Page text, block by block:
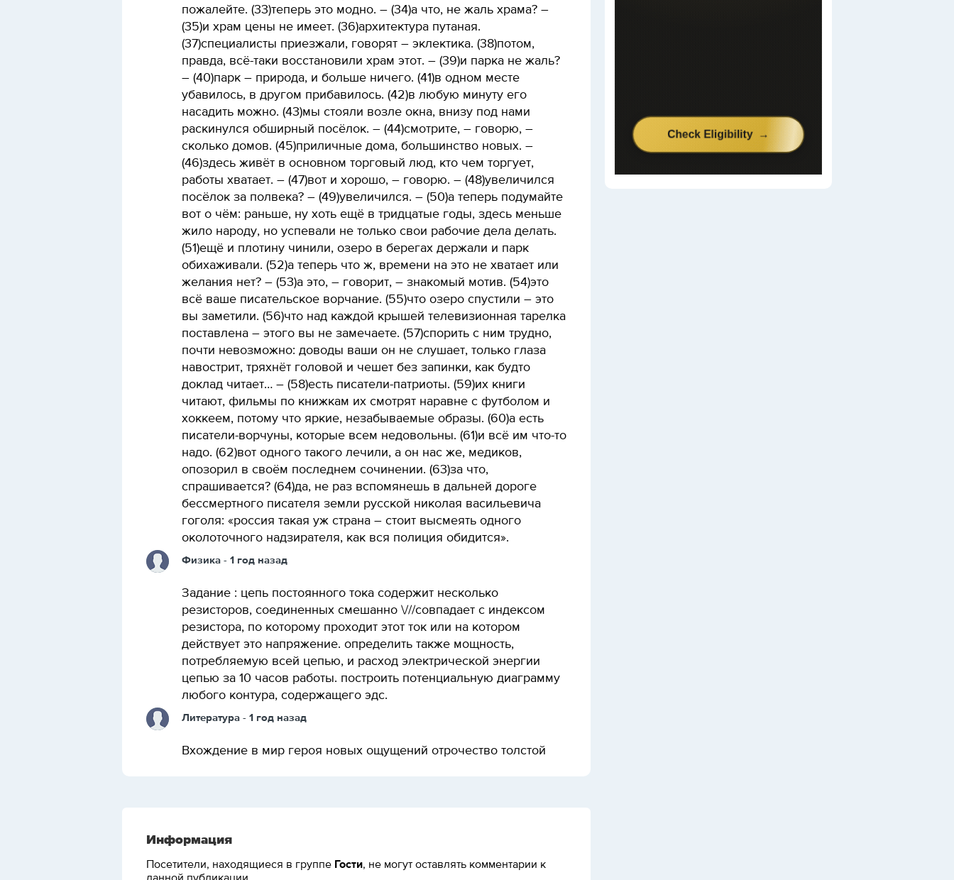
пожалейте. (33)теперь это модно. – (34)а что, не жаль храма? –
(35)и храм цены не имеет. (36)архитектура путаная.
(37)специалисты приезжали, говорят – эклектика. (38)потом,
правда, всё-таки восстановили храм этот. – (39)и парка не жаль?
– (40)парк – природа, и больше ничего. (41)в одном месте
убавилось, в другом прибавилось. (42)в любую минуту его
насадить можно. (43)мы стояли возле окна, внизу под нами
раскинулся обширный посёлок. – (44)смотрите, – говорю, –
сколько домов. (45)приличные дома, большинство новых. –
(46)здесь живёт в основном торговый люд, кто чем торгует,
работы хватает. – (47)вот и хорошо, – говорю. – (48)увеличился
посёлок за полвека? – (49)увеличился. – (50)а теперь подумайте
вот о чём: раньше, ну хоть ещё в тридцатые годы, здесь меньше
жило народу, но успевали не только свои рабочие дела делать.
(51)ещё и плотину чинили, озеро в берегах держали и парк
обихаживали. (52)а теперь что ж, времени на это не хватает или
желания нет? – (53)а это, – говорит, – знакомый мотив. (54)это
всё ваше писательское ворчание. (55)что озеро спустили – это
вы заметили. (56)что над каждой крышей телевизионная тарелка
поставлена – этого вы не замечаете. (57)спорить с ним трудно,
почти невозможно: доводы ваши он не слушает, только глаза
навострит, тряхнёт головой и чешет без запинки, как будто
доклад читает… – (58)есть писатели-патриоты. (59)их книги
читают, фильмы по книжкам их смотрят наравне с футболом и
хоккеем, потому что яркие, незабываемые образы. (60)а есть
писатели-ворчуны, которые всем недовольны. (61)и всё им что-то
надо. (62)вот одного такого лечили, а он нас же, медиков,
опозорил в своём последнем сочинении. (63)за что,
спрашивается? (64)да, не раз вспомянешь в дальней дороге
бессмертного писателя земли русской николая васильевича
гоголя: «россия такая уж страна – стоит высмеять одного
околоточного надзирателя, как вся полиция обидится».
Физика - 1 год назад
Задание : цепь постоянного тока содержит несколько
резисторов, соединенных смешанно \///совпадает с индексом
резистора, по которому проходит этот ток или на котором
действует это напряжение. определить также мощность,
потребляемую всей цепью, и расход электрической энергии
цепью за 10 часов работы. построить потенциальную диаграмму
любого контура, содержащего эдс.
Литература - 1 год назад
Вхождение в мир героя новых ощущений отрочество толстой
Информация
Посетители, находящиеся в группе Гости, не могут оставлять комментарии к